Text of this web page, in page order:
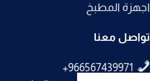
اجهزة المطبخ
تواصل معنا